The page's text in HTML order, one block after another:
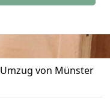
Umzug von Münster